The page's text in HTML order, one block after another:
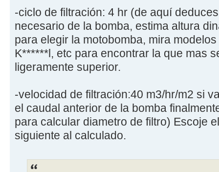
-ciclo de filtración: 4 hr (de aquí
necesario de la bomba, estima altura
para elegir la motobomba, mira
K******l, etc para encontrar la que mas
ligeramente superior.
-velocidad de filtración:40 m3/hr/m2 si
el caudal anterior de la bomba
para calcular diametro de filtro) Escoje
siguiente al calculado.